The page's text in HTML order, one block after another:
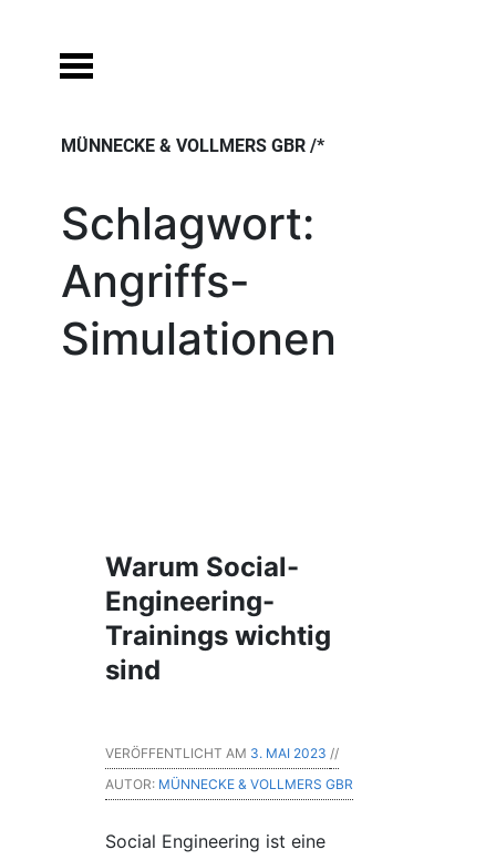
content
MÜNNECKE & VOLLMERS GBR /*
Schlagwort:
Angriffs-
Simulationen
Warum Social-
Engineering-
Trainings wichtig
sind
VERÖFFENTLICHT AM 3. MAI 2023 //
AUTOR: MÜNNECKE & VOLLMERS GBR
Social Engineering ist eine